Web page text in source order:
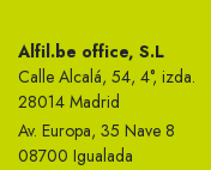
Alfil.be office, S.L
Calle Alcalá, 54, 4°, izda.
28014 Madrid
Av. Europa, 35 Nave 8
08700 Igualada